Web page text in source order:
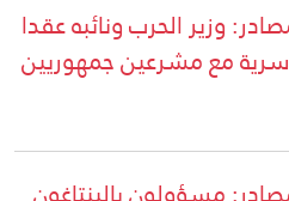
وزير الحرب ونائبه عقدا
سرية مع مشرعين جمهوريين